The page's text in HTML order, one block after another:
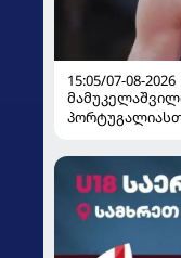
15:05/07-08-2026